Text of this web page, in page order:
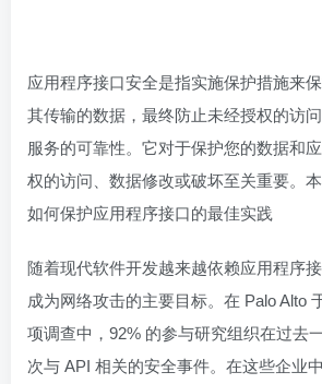
应用程序接口安全是指实施保护措施来
其传输的数据，最终防止未经授权的访
服务的可靠性。它对于保护您的数据和
权的访问、数据修改或破坏至关重要。
如何保护应用程序接口的最佳实践
随着现代软件开发越来越依赖应用程序
成为网络攻击的主要目标。在 Palo Alto
项调查中，92% 的参与研究组织在过去
次与 API 相关的安全事件。在这些企业